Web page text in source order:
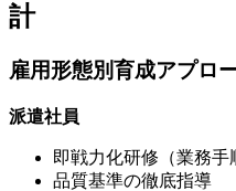
計
雇用形態別育成アプロ
派遣社員
即戦力化研修（業務手
品質基準の徹底指導